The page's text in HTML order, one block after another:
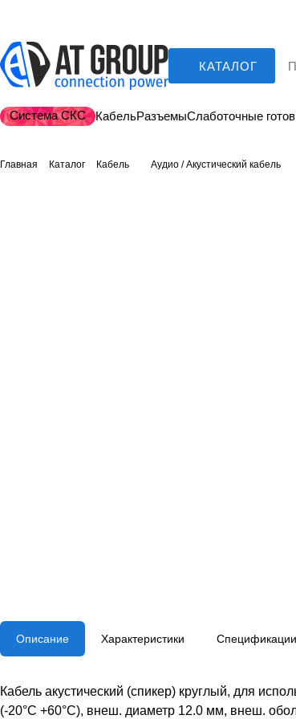
КАТАЛОГ
Система СКС КабельРазъемыСлаботочные
Главная Каталог Кабель Аудио / Акустический кабель
Описание Характеристики Спецификации
Кабель акустический (спикер) круглый, для
(-20°C +60°C), внеш. диаметр 12.0 мм, внеш.